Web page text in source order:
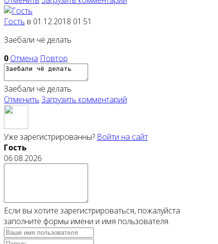
Гость в 01.12.2018 01:51
Заебали чё делать
0 Отмена Повтор
Заебали чё делать
Отменить Загрузить комментарий
Уже зарегистрированны? Войти на сайт
Гость
06.08.2026
Если вы хотите зарегистрироваться, пожалуйста
заполните формы имени и имя пользователя.